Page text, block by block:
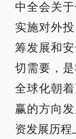
中全会关
实施对外
筹发展和
切需要，
全球化朝
赢的方向
资发展历程